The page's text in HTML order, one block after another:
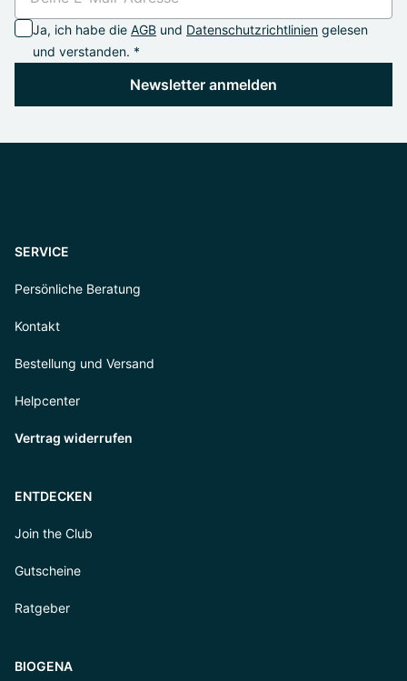
Ja, ich habe die AGB und Datenschutzrichtlinien gelesen
und verstanden. *
Newsletter anmelden
SERVICE
Persönliche Beratung
Kontakt
Bestellung und Versand
Helpcenter
Vertrag widerrufen
ENTDECKEN
Join the Club
Gutscheine
Ratgeber
BIOGENA